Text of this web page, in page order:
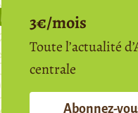
3€/mois
Toute l’actualité
centrale
Abonnez-